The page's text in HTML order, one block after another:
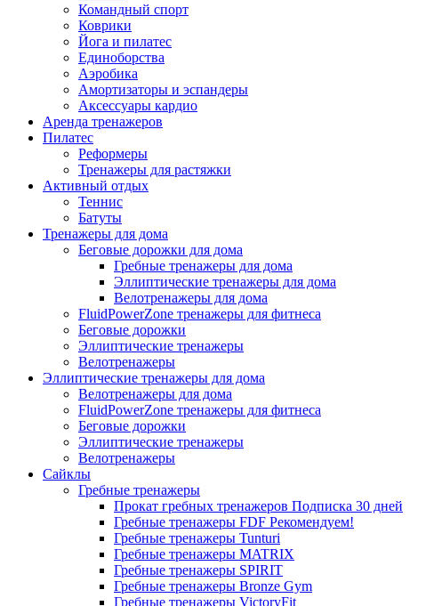
Командный спорт
Коврики
Йога и пилатес
Единоборства
Аэробика
Амортизаторы и эспандеры
Аксессуары кардио
Аренда тренажеров
Пилатес
Реформеры
Тренажеры для растяжки
Активный отдых
Теннис
Батуты
Тренажеры для дома
Беговые дорожки для дома
Гребные тренажеры для дома
Эллиптические тренажеры для дома
Велотренажеры для дома
FluidPowerZone тренажеры для фитнеса
Беговые дорожки
Эллиптические тренажеры
Велотренажеры
Эллиптические тренажеры для дома
Велотренажеры для дома
FluidPowerZone тренажеры для фитнеса
Беговые дорожки
Эллиптические тренажеры
Велотренажеры
Сайклы
Гребные тренажеры
Прокат гребных тренажеров Подписка 30 дней
Гребные тренажеры FDF Рекомендуем!
Гребные тренажеры Tunturi
Гребные тренажеры MATRIX
Гребные тренажеры SPIRIT
Гребные тренажеры Bronze Gym
Гребные тренажеры VictoryFit